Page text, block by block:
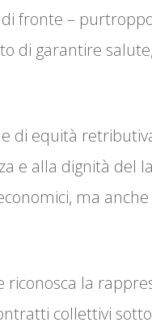
fronte –
di garantire
di equità
e alla dignità del
ma
riconosca la
collettivi